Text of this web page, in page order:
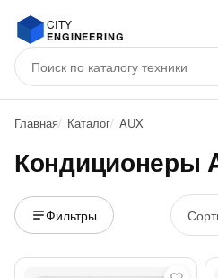
CITY
ENGINEERING
Главная Каталог AUX
Кондиционеры
Фильтры